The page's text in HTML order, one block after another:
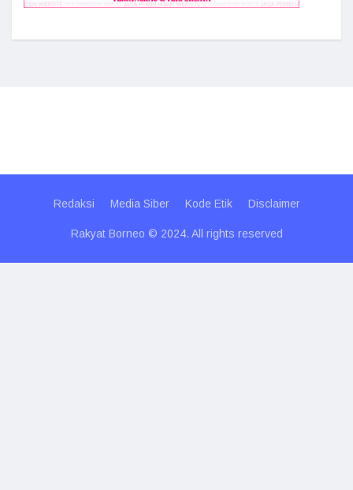
Redaksi Media Siber Kode Etik Disclaimer
Rakyat Borneo © 2024. All rights reserved